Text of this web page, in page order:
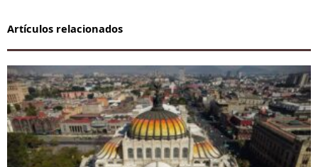
Artículos relacionados